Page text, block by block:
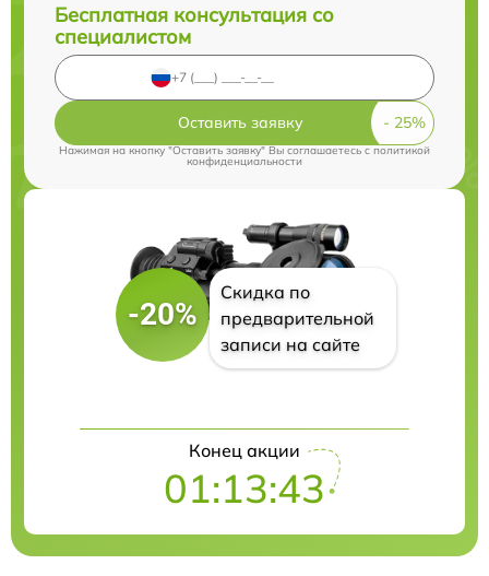
Бесплатная консультация со
специалистом
Оставить заявку
Нажимая на кнопку "Оставить заявку" Вы соглашаетесь cполитикой
конфиденциальности
-20%
Скидка по
предварительной
записи на сайте
Конец акции
01:13:42